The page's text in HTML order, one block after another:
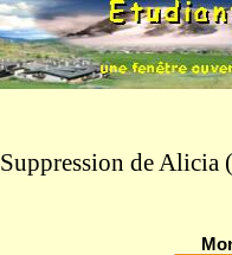
Suppression de Alicia